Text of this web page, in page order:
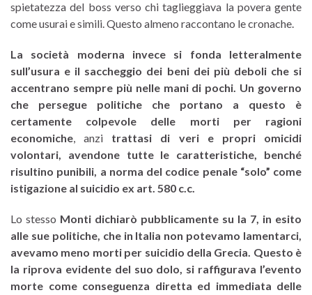
spietatezza del boss verso chi taglieggiava la povera gente
come usurai e simili. Questo almeno raccontano le cronache.
La società moderna invece si fonda letteralmente
sull’usura e il saccheggio dei beni dei più deboli che si
accentrano sempre più nelle mani di pochi. Un governo
che persegue politiche che portano a questo è
certamente colpevole delle morti per ragioni
economiche, anzi trattasi di veri e propri omicidi
volontari, avendone tutte le caratteristiche, benché
risultino punibili, a norma del codice penale “solo” come
istigazione al suicidio ex art. 580 c.c.
Lo stesso Monti dichiarò pubblicamente su la 7, in esito
alle sue politiche, che in Italia non potevamo lamentarci,
avevamo meno morti per suicidio della Grecia. Questo è
la riprova evidente del suo dolo, si raffigurava l’evento
morte come conseguenza diretta ed immediata delle